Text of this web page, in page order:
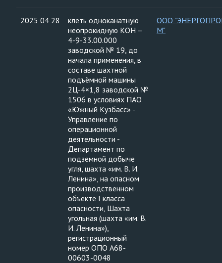
2025 04 28
клеть одноканатную
неопрокидную КОН –
4-9-33.00.000
заводской № 19, до
начала применения, в
составе шахтной
подъёмной машины
2Ц-4×1,8 заводской №
1506 в условиях ПАО
«Южный Кузбасс» -
Управление по
операционной
деятельности -
Департамент по
подземной добыче
угля, шахта «им. В. И.
Ленина», на опасном
производственном
объекте I класса
опасности, Шахта
угольная (шахта «им. В.
И. Ленина»),
регистрационный
номер ОПО А68-
00603-0048
ООО
М"